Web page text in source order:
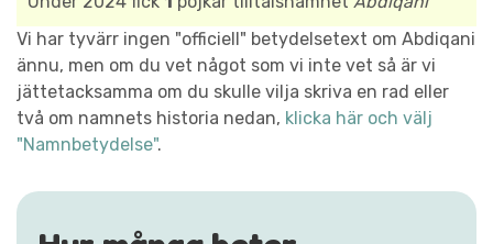
Vi har tyvärr ingen "officiell" betydelsetext om Abdiqani
ännu, men om du vet något som vi inte vet så är vi
jättetacksamma om du skulle vilja skriva en rad eller
två om namnets historia nedan, klicka här och välj
"Namnbetydelse".